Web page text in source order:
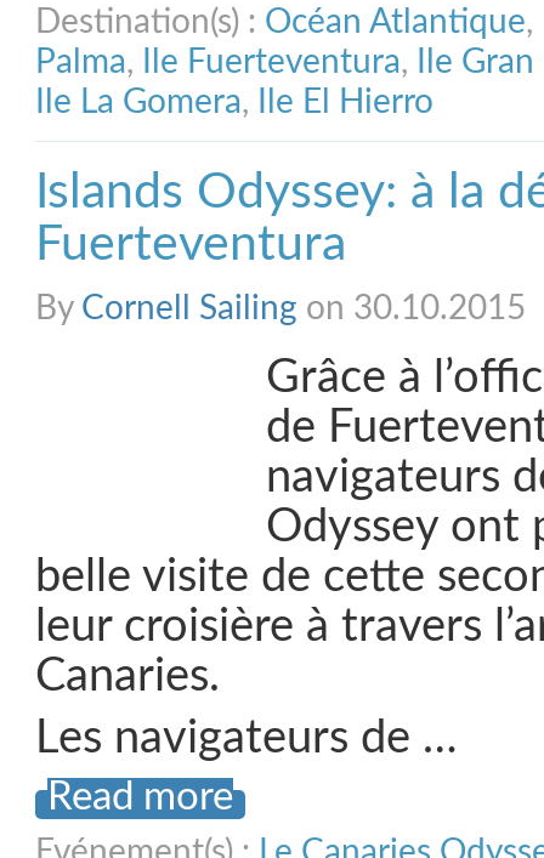
Destination(s) : Océan Atlantique,
Palma, Ile Fuerteventura,
Ile
Ile La Gomera, Ile El Hierro
Islands Odyssey: à la
Fuerteventura
By Cornell Sailing on 30.10.2015
Grâce à
de
navigateurs
Odyssey ont
belle visite de cette
leur croisière à travers
Canaries.
Les navigateurs de …
Read more